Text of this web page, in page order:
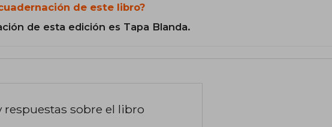
de este libro?
de esta edición es Tapa Blanda.
respuestas sobre el libro